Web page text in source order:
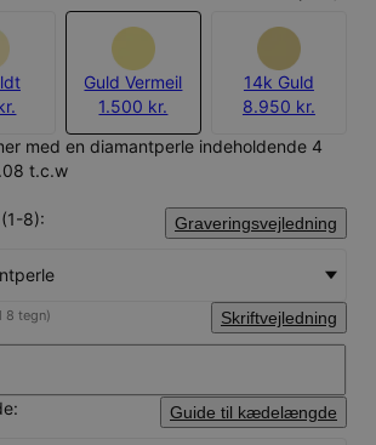
Guld Vermeil
1.500 kr.
14k Guld
8.950 kr.
med en diamantperle indeholdende 4
t.c.w
8): Graveringsvejledning
8 tegn) Skriftvejledning
Guide til kædelængde